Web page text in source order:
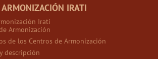
IRATI
Irati
Armonización
de los Centros de Armonización
descripción